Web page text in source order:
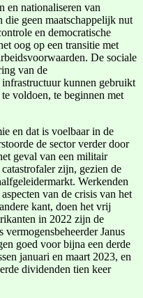
en nationaliseren van
geen maatschappelijk nut
en democratische
oog op een transitie met
De sociale
van de
kunnen gebruikt
voldoen, te beginnen met
en dat is voelbaar in de
de sector verder door
geval van een militair
zijn, gezien de
Werkenden
van de crisis van het
kant, doen het vrij
in 2022 zijn de
Janus
goed voor bijna een derde
januari en maart 2023, en
dividenden tien keer